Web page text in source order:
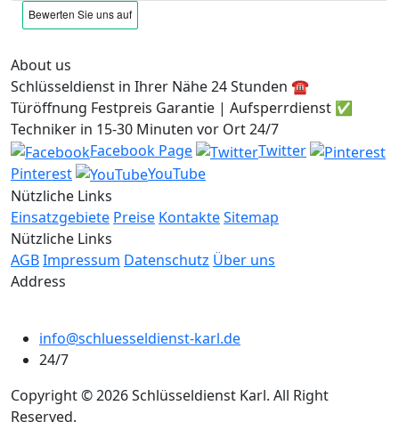
About us
Schlüsseldienst in Ihrer Nähe 24 Stunden ☎️
Türöffnung Festpreis Garantie | Aufsperrdienst ✅
Techniker in 15-30 Minuten vor Ort 24/7
Facebook Page
Twitter
Pinterest
YouTube
Nützliche Links
Einsatzgebiete Preise KontakteSitemap
Nützliche Links
AGBImpressum Datenschutz Über uns
Address
info@schluesseldienst-karl.de
24/7
Copyright © 2026 Schlüsseldienst Karl. All Right
Reserved.